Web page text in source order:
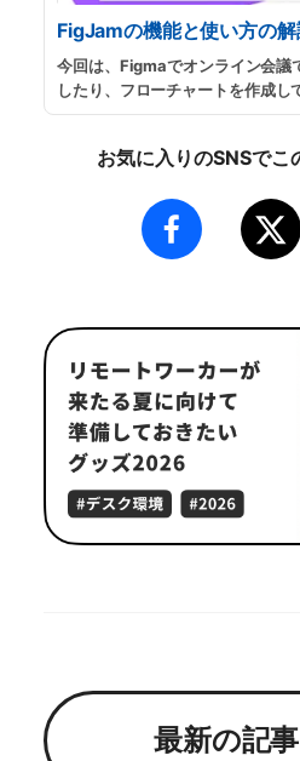
FigJamの機能と使い方の解
今回は、Figmaでオンライン会議
したり、フローチャートを作成し
ル設計を、オンラインで複数名で
お気に入りのSNSでこ
最新の記